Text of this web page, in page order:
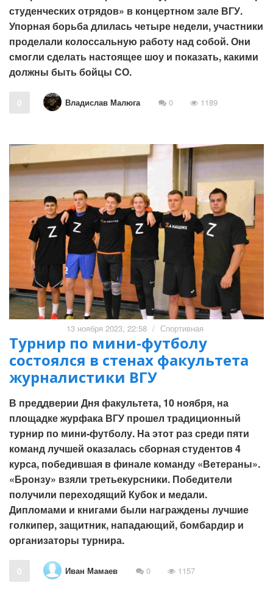
студенческих отрядов» в концертном зале ВГУ.
Упорная борьба длилась четыре недели, участники
проделали колоссальную работу над собой. Они
смогли сделать настоящее шоу и показать, какими
должны быть бойцы СО.
0 Владислав Малюга 0 1189
13 ноября 2023, 22:58 / Спортивная
Турнир по мини-футболу
состоялся в стенах факультета
журналистики ВГУ
В преддверии Дня факультета, 10 ноября, на
площадке журфака ВГУ прошел традиционный
турнир по мини-футболу. На этот раз среди пяти
команд лучшей оказалась сборная студентов 4
курса, победившая в финале команду «Ветераны».
«Бронзу» взяли третьекурсники. Победители
получили переходящий Кубок и медали.
Дипломами и книгами были награждены лучшие
голкипер, защитник, нападающий, бомбардир и
организаторы турнира.
0 Иван Мамаев 0 1157